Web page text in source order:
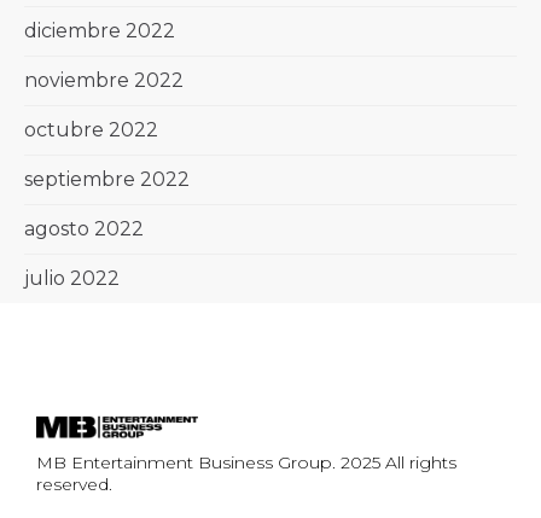
diciembre 2022
noviembre 2022
octubre 2022
septiembre 2022
agosto 2022
julio 2022
MB Entertainment Business Group. 2025 All rights
reserved.